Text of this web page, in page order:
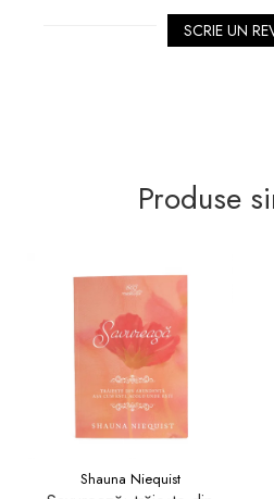
SCRIE UN
Produse
Shauna Niequist